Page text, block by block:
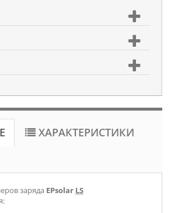
ХАРАКТЕРИСТИКИ
заряда EPsolar LS